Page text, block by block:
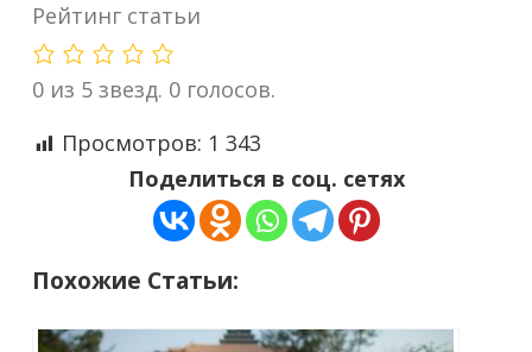
Рейтинг статьи
0 из 5 звезд. 0 голосов.
Просмотров: 1 343
Поделиться в соц. сетях
Похожие Статьи: